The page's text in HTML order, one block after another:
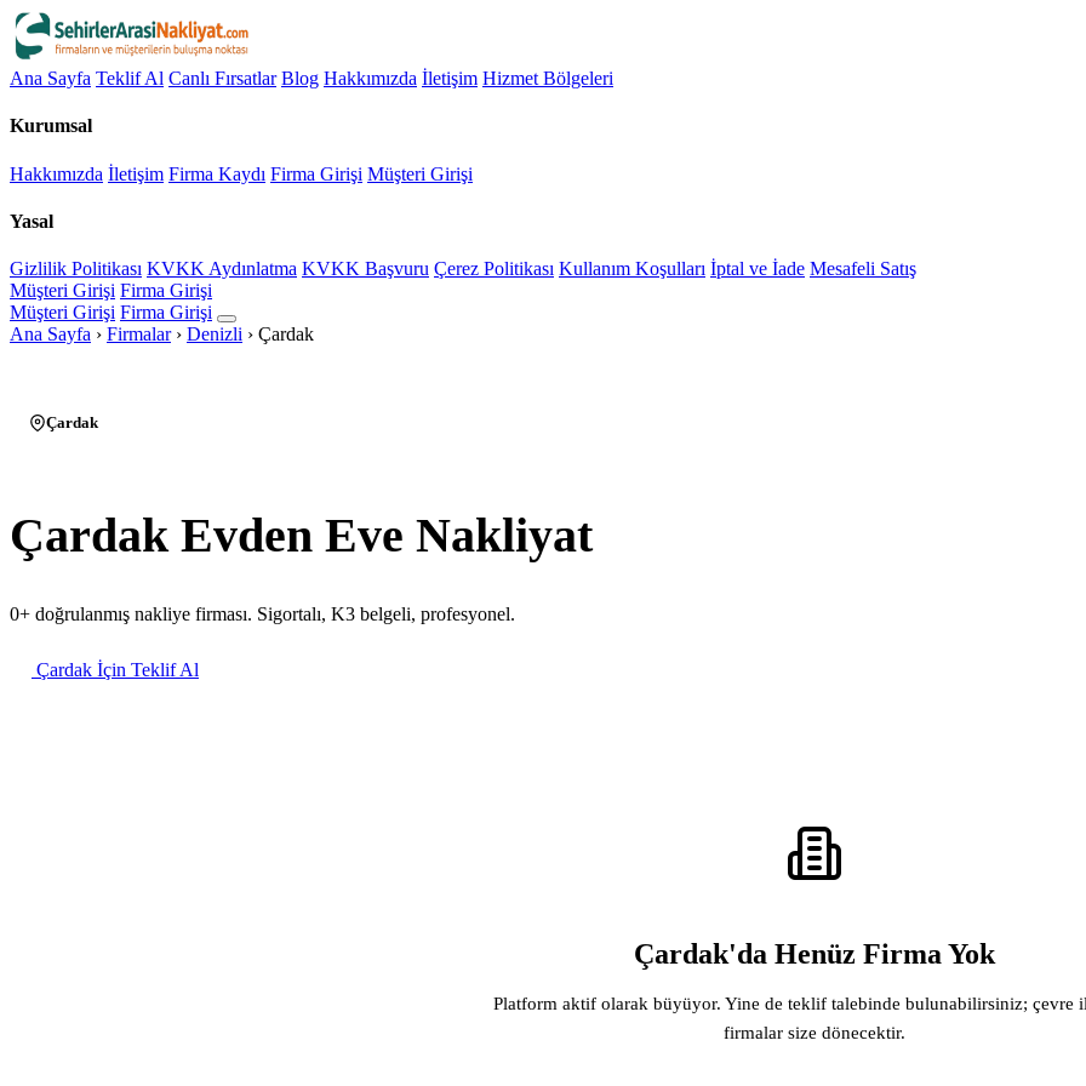
Ana Sayfa Teklif Al Canlı Fırsatlar Blog Hakkımızda İletişim Hizmet Bölgeleri
Kurumsal
Hakkımızda İletişim Firma Kaydı Firma Girişi Müşteri Girişi
Yasal
Gizlilik Politikası KVKK Aydınlatma KVKK Başvuru Çerez Politikası Kullanım Koşulları İptal ve İade Mesafeli Satış
Müşteri Girişi Firma Girişi
Müşteri Girişi Firma Girişi
Ana Sayfa › Firmalar › Denizli › Çardak
Çardak
Çardak Evden Eve Nakliyat
0+ doğrulanmış nakliye firması. Sigortalı, K3 belgeli, profesyonel.
Çardak İçin Teklif Al
Çardak'da Henüz Firma Yok
Platform aktif olarak büyüyor. Yine de teklif talebinde bulunabilirsiniz; çevre
firmalar size dönecektir.